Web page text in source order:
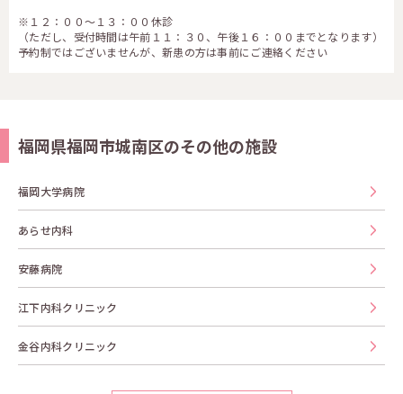
※１２：００～１３：００休診
（ただし、受付時間は午前１１：３０、午後１６：００までとなります）
予約制ではございませんが、新患の方は事前にご連絡ください
福岡県福岡市城南区のその他の施設
福岡大学病院
あらせ内科
安藤病院
江下内科クリニック
金谷内科クリニック